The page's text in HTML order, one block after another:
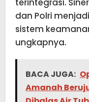
terintegrasi.
dan Polri
sistem
ungkapnya.
BACA JUGA:
Amanah